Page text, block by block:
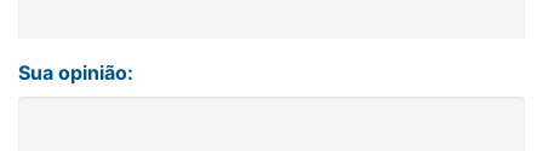
Sua opinião: